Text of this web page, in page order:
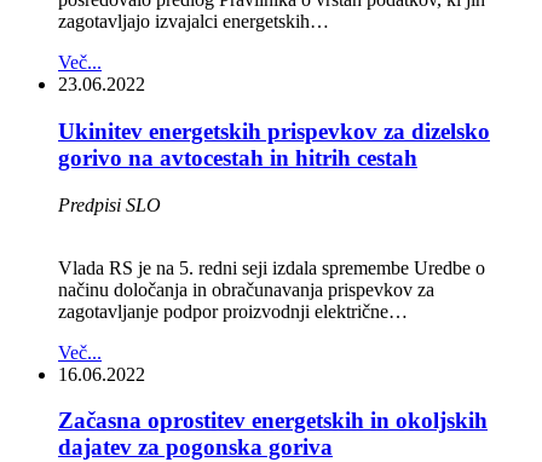
zagotavljajo izvajalci energetskih…
Več...
23.06.2022
Ukinitev energetskih prispevkov za dizelsko
gorivo na avtocestah in hitrih cestah
Predpisi SLO
Vlada RS je na 5. redni seji izdala spremembe Uredbe o
načinu določanja in obračunavanja prispevkov za
zagotavljanje podpor proizvodnji električne…
Več...
16.06.2022
Začasna oprostitev energetskih in okoljskih
dajatev za pogonska goriva